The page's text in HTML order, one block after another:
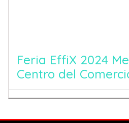
Feria EffiX 2024
Centro del
en Latinoamérica